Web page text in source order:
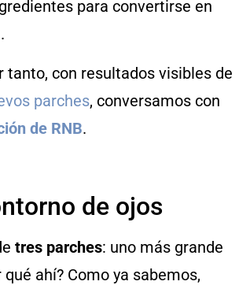
para convertirse en
con resultados visibles de
parches, conversamos con
de RNB.
de ojos
tres parches: uno más grande
qué ahí? Como ya sabemos,